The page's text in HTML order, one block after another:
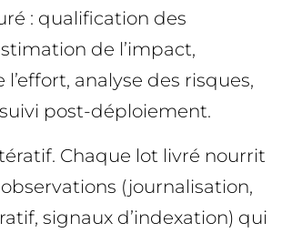
: qualification des
de l’impact,
analyse des risques,
post-déploiement.
Chaque lot livré nourrit
(journalisation,
signaux d’indexation) qui